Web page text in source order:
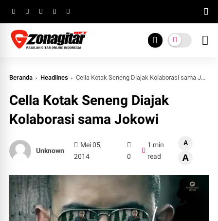
Beranda Headlines Cella Kotak Seneng Diajak Kolaborasi sama Jokowi
Cella Kotak Seneng Diajak
Kolaborasi sama Jokowi
Unknown
Mei 05,
2014
0
1 min
read
A
A